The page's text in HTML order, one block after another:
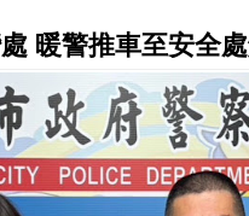
暖警推車至安全